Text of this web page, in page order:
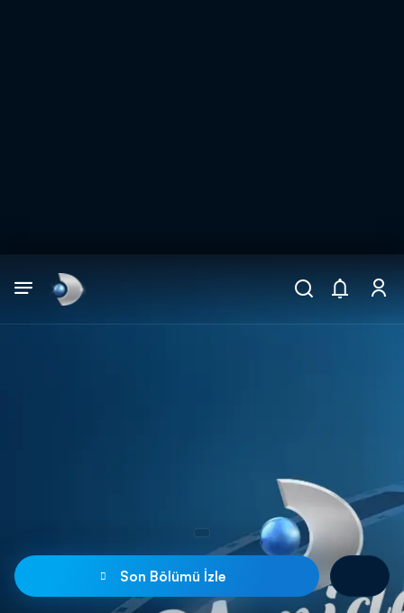
Son Bölümü İzle